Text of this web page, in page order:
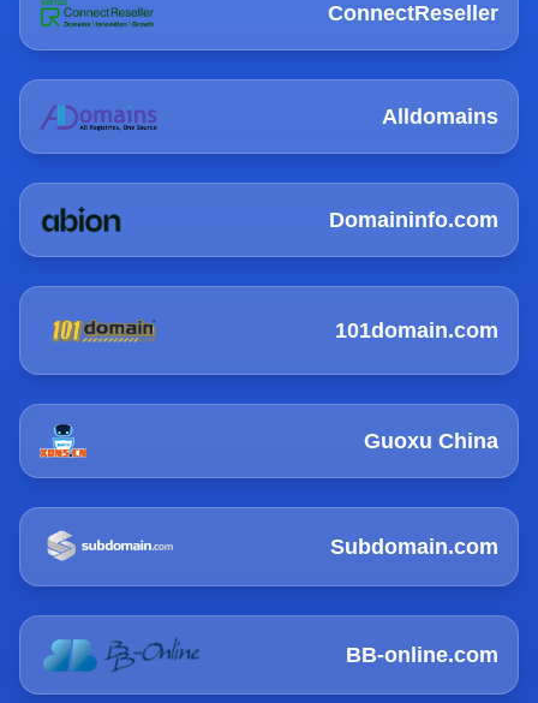
ConnectReseller
Alldomains
Domaininfo.com
101domain.com
Guoxu China
Subdomain.com
BB-online.com